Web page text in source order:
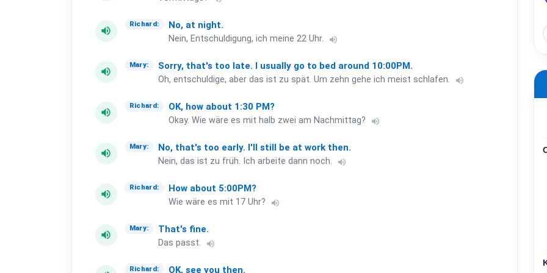
volume_up
Richard: No, at night.
Nein, Entschuldigung, ich meine 22 Uhr. volume_up
volume_up
Mary: Sorry, that's too late. I usually go to bed around 10:00PM.
Oh, entschuldige, aber das ist zu spät. Um zehn gehe ich meist schlafen. volume_up
volume_up
Richard: OK, how about 1:30 PM?
Okay. Wie wäre es mit halb zwei am Nachmittag? volume_up
volume_up
Mary: No, that's too early. I'll still be at work then.
Nein, das ist zu früh. Ich arbeite dann noch. volume_up
volume_up
Richard: How about 5:00PM?
Wie wäre es mit 17 Uhr? volume_up
volume_up
Mary: That's fine.
Das passt. volume_up
Richard: OK, see you then.